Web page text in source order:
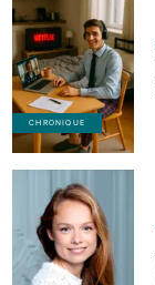
CHRONIQUE